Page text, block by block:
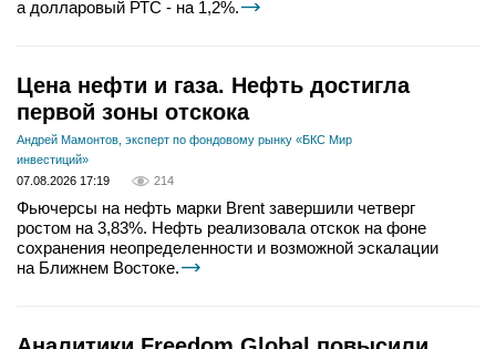
а долларовый РТС - на 1,2%.
Цена нефти и газа. Нефть достигла
первой зоны отскока
Андрей Мамонтов, эксперт по фондовому рынку «БКС Мир
инвестиций»
07.08.2026 17:19
214
Фьючерсы на нефть марки Brent завершили четверг
ростом на 3,83%. Нефть реализовала отскок на фоне
сохранения неопределенности и возможной эскалации
на Ближнем Востоке.